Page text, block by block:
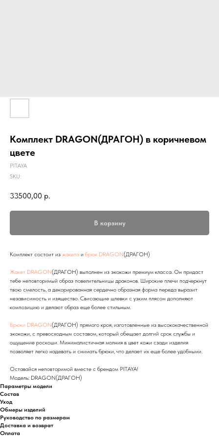
Комплект DRAGON(ДРАГОН) в коричневом
цвете
PITAYA
SKU:
33500,00 р.
В корзину
Комплект состоит из жакета и брюк DRAGON(ДРАГОН)
Жакет DRAGON(ДРАГОН) выполнен из экокожи премиум класса. Он придаст
тебе неповторимый образ повелительницы драконов. Широкие плечи подчеркнут
твою смелость, а декорированная сердечно образная форма переда выразит
независимость и изящество. Свисающие шлевки с узким плясом дополняют
композицию и делают образ еще более стильным.
Брюки DRAGON(ДРАГОН) прямого кроя, изготовленные из высококачественной
экокожи, с превосходным составом, который обещает долгий срок службы и
ощущение роскоши. Минималистичная молния в цвет кожи сзади изделия
позволяет легко надевать и снимать брюки, что делает их еще более удобными.
Оставайся неповторимой вместе с брендом PITAYA!
Модель: DRAGON(ДРАГОН)
Параметры модели
Состав
Уход
Обмеры изделий
Руководство по размерам
Доставка и возврат
Оплата